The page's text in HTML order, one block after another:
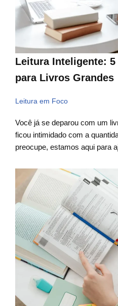
Leitura Inteligente:
para Livros Grandes
Leitura em Foco
Você já se deparou com um
ficou intimidado com a
preocupe, estamos aqui para